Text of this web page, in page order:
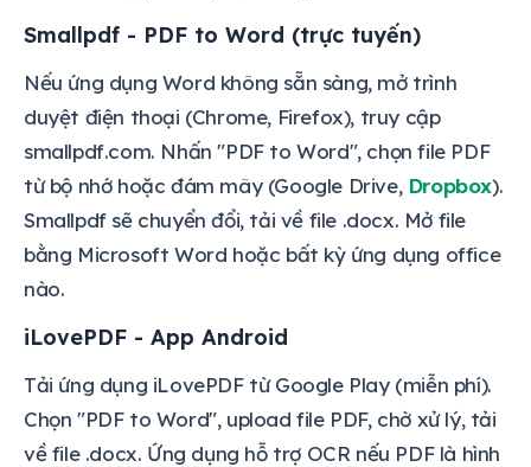
Smallpdf - PDF to Word (trực tuyến)
Nếu ứng dụng Word không sẵn sàng, mở trình
duyệt điện thoại (Chrome, Firefox), truy cập
smallpdf.com. Nhấn "PDF to Word", chọn file PDF
từ bộ nhớ hoặc đám mây (Google Drive, Dropbox).
Smallpdf sẽ chuyển đổi, tải về file .docx. Mở file
bằng Microsoft Word hoặc bất kỳ ứng dụng office
nào.
iLovePDF - App Android
Tải ứng dụng iLovePDF từ Google Play (miễn phí).
Chọn "PDF to Word", upload file PDF, chờ xử lý, tải
về file .docx. Ứng dụng hỗ trợ OCR nếu PDF là hình